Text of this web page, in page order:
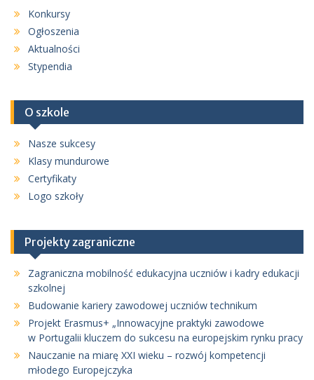
Konkursy
Ogłoszenia
Aktualności
Stypendia
O szkole
Nasze sukcesy
Klasy mundurowe
Certyfikaty
Logo szkoły
Projekty zagraniczne
Zagraniczna mobilność edukacyjna uczniów i kadry edukacji
szkolnej
Budowanie kariery zawodowej uczniów technikum
Projekt Erasmus+ „Innowacyjne praktyki zawodowe
w Portugalii kluczem do sukcesu na europejskim rynku pracy
Nauczanie na miarę XXI wieku – rozwój kompetencji
młodego Europejczyka